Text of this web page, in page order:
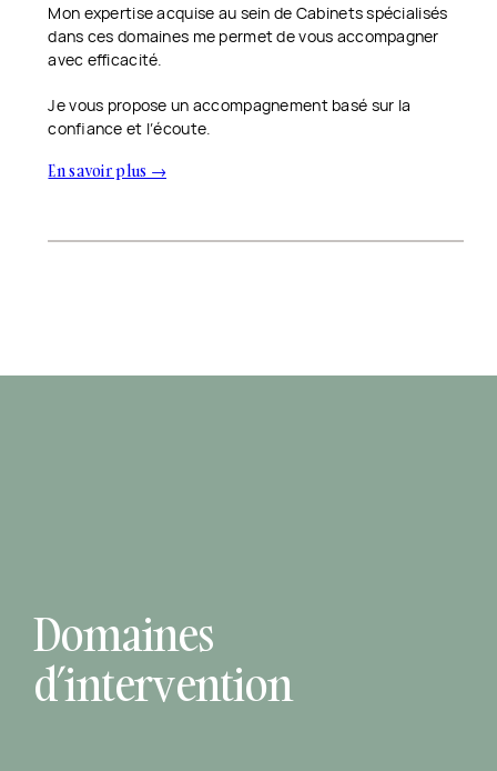
Mon expertise acquise au sein de Cabinets spécialisés
dans ces domaines me permet de vous accompagner
avec efficacité.
Je vous propose un accompagnement basé sur la
confiance et l’écoute.
En savoir plus →
Domaines
d’intervention